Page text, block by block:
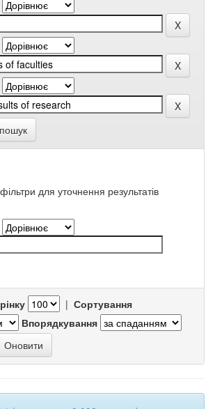
для уточнення результатів
| Сортування
Впорядкування